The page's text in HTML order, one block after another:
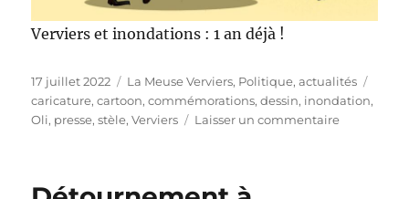
Verviers et inondations : 1 an déjà !
Publié
le
17 juillet 2022 Catégories
La Meuse Verviers, Politique, actualités
caricature,cartoon,commémorations,dessin, inondation,
Oli, presse,stèle,Verviers Laisser un commentairesur